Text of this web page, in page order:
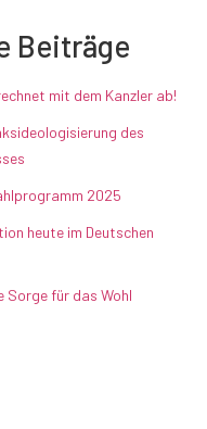
Beiträge
mit dem Kanzler ab!
des
2025
heute im Deutschen
Sorge für das Wohl